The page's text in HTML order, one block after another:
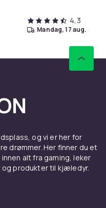
4,3
mandag, 17 aug.
og vi er her for
drømmer. Her finner du et
alt fra gaming, leker
produkter til kjæledyr.